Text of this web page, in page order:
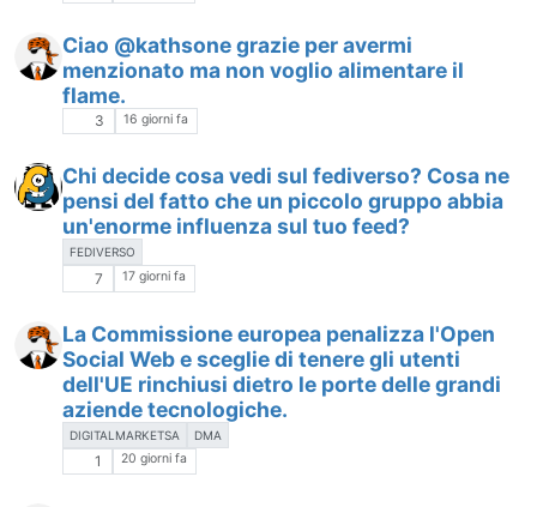
Ciao @kathsone grazie per avermi
menzionato ma non voglio alimentare il
flame.
3 16 giorni fa
Chi decide cosa vedi sul fediverso? Cosa ne
pensi del fatto che un piccolo gruppo abbia
un'enorme influenza sul tuo feed?
FEDIVERSO
7 17 giorni fa
La Commissione europea penalizza l'Open
Social Web e sceglie di tenere gli utenti
dell'UE rinchiusi dietro le porte delle grandi
aziende tecnologiche.
DIGITALMARKETSA DMA
1 20 giorni fa